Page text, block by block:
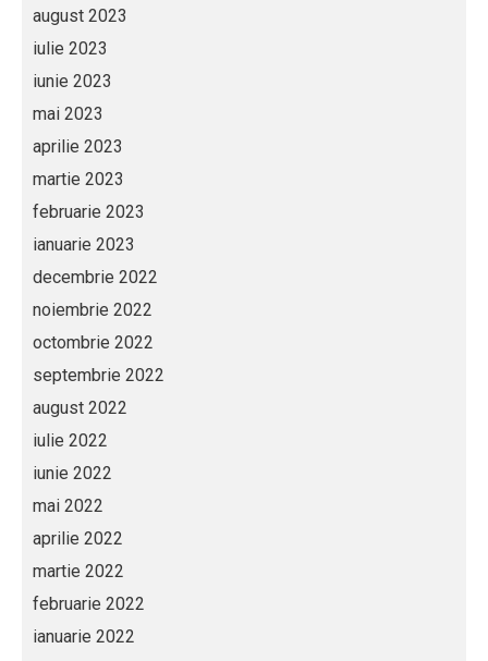
august 2023
iulie 2023
iunie 2023
mai 2023
aprilie 2023
martie 2023
februarie 2023
ianuarie 2023
decembrie 2022
noiembrie 2022
octombrie 2022
septembrie 2022
august 2022
iulie 2022
iunie 2022
mai 2022
aprilie 2022
martie 2022
februarie 2022
ianuarie 2022